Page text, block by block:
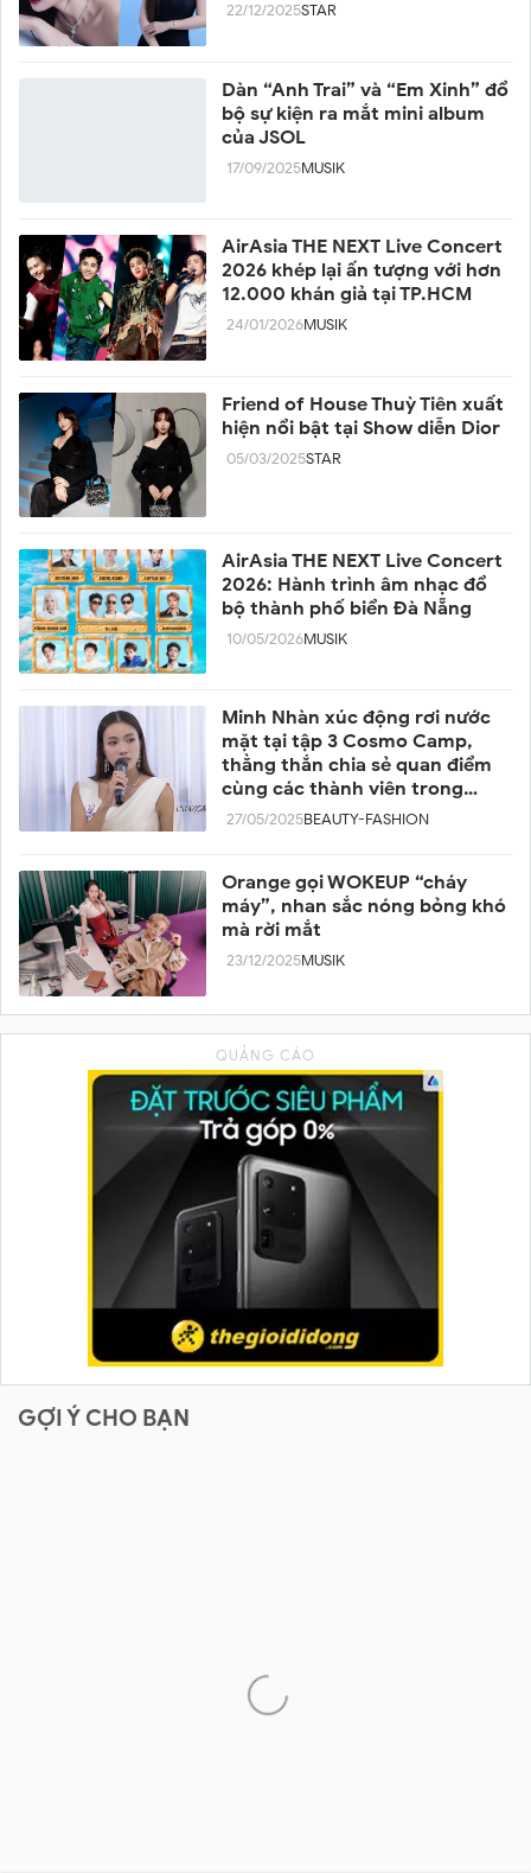
22/12/2025STAR
Dàn “Anh Trai” và “Em Xinh” đổ
bộ sự kiện ra mắt mini album
của JSOL
17/09/2025MUSIK
AirAsia THE NEXT Live Concert
2026 khép lại ấn tượng với hơn
12.000 khán giả tại TP.HCM
24/01/2026MUSIK
Friend of House Thuỳ Tiên xuất
hiện nổi bật tại Show diễn Dior
05/03/2025STAR
AirAsia THE NEXT Live Concert
2026: Hành trình âm nhạc đổ
bộ thành phố biển Đà Nẵng
10/05/2026MUSIK
Minh Nhàn xúc động rơi nước
mặt tại tập 3 Cosmo Camp,
thẳng thắn chia sẻ quan điểm
cùng các thành viên trong
team
27/05/2025BEAUTY-FASHION
Orange gọi WOKEUP “cháy
máy”, nhan sắc nóng bỏng khó
mà rời mắt
23/12/2025MUSIK
GỢI Ý CHO BẠN